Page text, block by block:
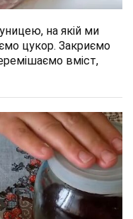
на якій ми
цукор. Закриємо
вміст,